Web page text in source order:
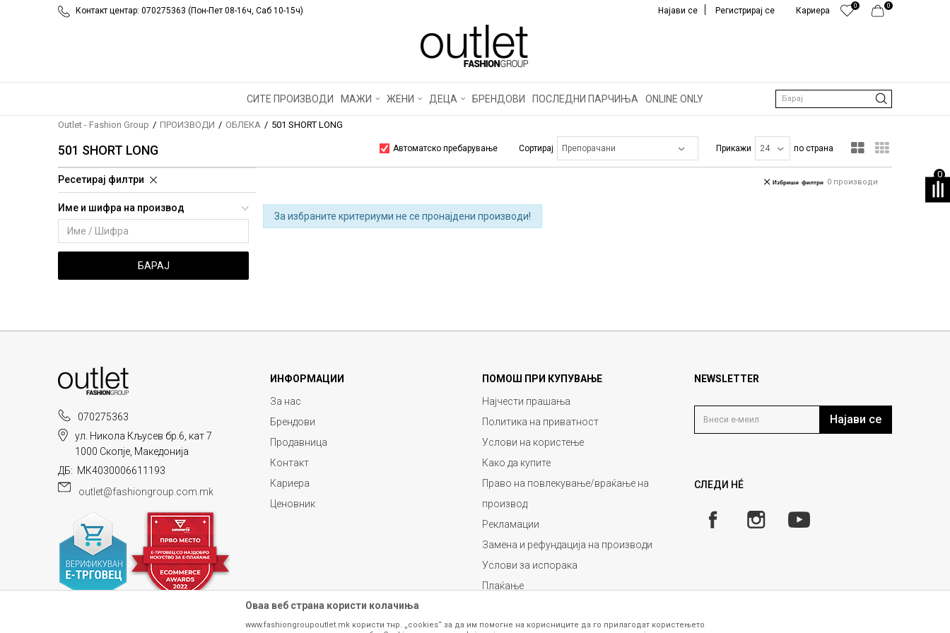
Контакт центар: 070275363 (Пон-Пет 08-16ч, Саб 10-15ч) 0
0
Кариера
Најави се Регистрирај се
СИТЕ ПРОИЗВОДИ МАЖИ ЖЕНИ ДЕЦА БРЕНДОВИ ПОСЛЕДНИ ПАРЧИЊА ONLINE ONLY Барај
0
Outlet - Fashion Group ПРОИЗВОДИ ОБЛЕКА 501 SHORT LONG
501 SHORT LONG Автоматско пребарување Сортирај Прикажи по страна
Ресетирај филтри
Име и шифра на производ
БАРАЈ
0 производи
Избриши филтри
За избраните критериуми не се пронајдени производи!
070275363
ул. Никола Кљусев бр.6, кат 7
1000 Скопје, Македонија
ДБ: МК4030006611193
outlet@fashiongroup.com.mk
ИНФОРМАЦИИ
За нас
Брендови
Продавница
Контакт
Кариера
Ценовник
ПОМОШ ПРИ КУПУВАЊЕ
Најчести прашања
Политика на приватност
Услови на користење
Како да купите
Право на повлекување/враќање на
производ
Рекламации
Замена и рефундација на производи
Услови за испорака
Плаќање
NEWSLETTER
Најави се
СЛЕДИ НÉ
Оваа веб страна користи колачиња
www.fashiongroupoutlet.mk користи тнр. „cookies“ за да им помогне на корисниците да го прилагодат користењето